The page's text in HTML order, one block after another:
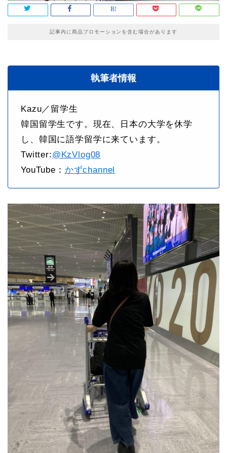
記事内に商品プロモーションを含む場合があります
執筆者情報
Kazu／留学生
韓国留学生です。現在、日本の大学を休学
し、韓国に語学留学に来ています。
Twitter:@KzVlog08
YouTube： かずchannel